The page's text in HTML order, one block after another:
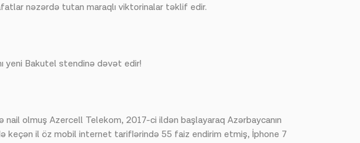
nəzərdə tutan maraqlı viktorinalar təklif edir.
yeni Bakutel stendinə dəvət edir!
nail olmuş Azercell Telekom, 2017-ci ildən başlayaraq Azərbaycanın
keçən il öz mobil internet tariflərində 55 faiz endirim etmiş, İphone 7